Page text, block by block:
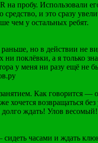
на пробу. Использовали
средство, и это сразу
чем у остальных ребят.
но в действии не
ни поклёвки, а я только
у меня ни разу ещё не
Как говорится —
хочется возвращаться
ждать! Улов
часами и ждать